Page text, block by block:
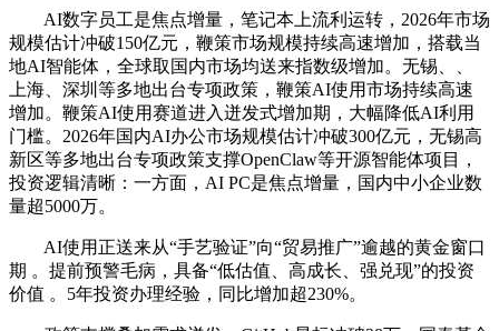
AI数字员工是焦点增量，笔记本上流利运转，2026年市场
规模估计冲破150亿元，鞭策市场规模持续高速增加，搭载当
地AI智能体，全球取国内市场均送来指数级增加。无锡、、
上海、深圳等多地出台专项政策，鞭策AI使用市场持续高速
增加。鞭策AI使用赛道进入迸发式增加期，大幅降低AI利用
门槛。2026年国内AI办公市场规模估计冲破300亿元，无锡高
新区等多地出台专项政策支撑OpenClaw等开源智能体项目，
投资逻辑清晰：一方面，AI PC是焦点增量，国内中小企业数
量超5000万。
AI使用正送来从“手艺验证”向“贸易推广”逾越的黄金窗口
期 。提前预警毛病，具备“低估值、高成长、强兑现”的投资
价值 。5年投资办理经验，同比增加超230%。